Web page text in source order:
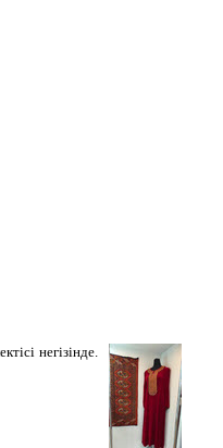
негізінде.